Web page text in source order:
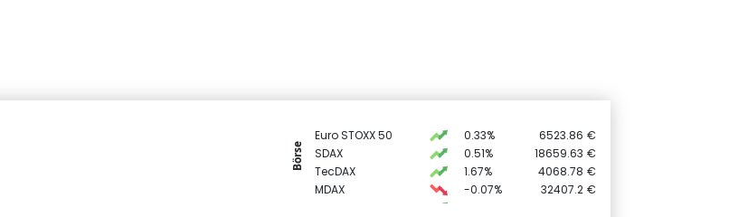
Börse
Euro STOXX 50 0.33% 6523.86 €
SDAX
0.51% 18659.63 €
TecDAX
1.67% 4068.78 €
MDAX
-0.07% 32407.2 €